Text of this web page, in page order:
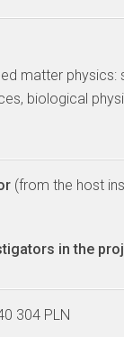
matter
biological
(from the host
in the
304 PLN